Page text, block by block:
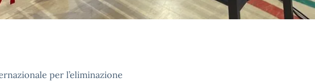
per l’eliminazione